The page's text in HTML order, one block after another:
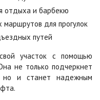
Хаски
1 040 ₽/м
Черно-белая
2
отдыха и барбекю
для прогулок
путей
участок с помощью
не только подчеркнет
но и станет надежным